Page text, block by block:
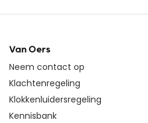
Van Oers
Neem contact op
Klachtenregeling
Klokkenluidersregeling
Kennisbank